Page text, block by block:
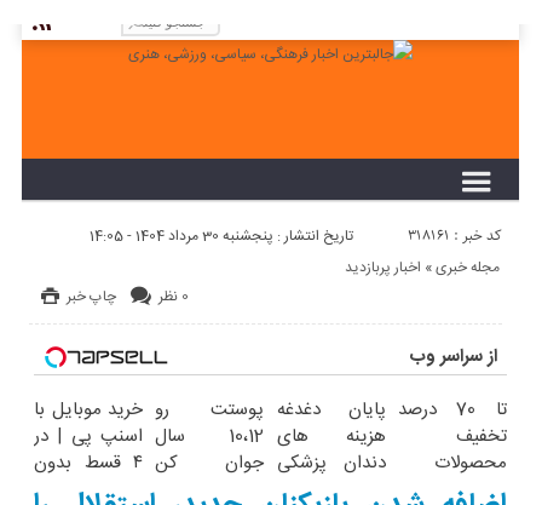
برويد و منوي خود را ايجاد كنيد!
کد خبر : 318161 تاریخ انتشار : پنجشنبه 30 مرداد 1404 - 14:05
چاپ خبر 0 نظر
اخبار پربازدید «مجله خبری
از سراسر وب
تا 70 درصد
تخفیف
محصولات
جین وست +
پایان دغدغه
هزینه های
دندان پزشکی
با پک سفید
پوستت رو
10،12 سال
جوان کن
(تخفیف تا
خرید موبایل با
اسنپ پی | در
۴ قسط بدون
سود و کارمزد!